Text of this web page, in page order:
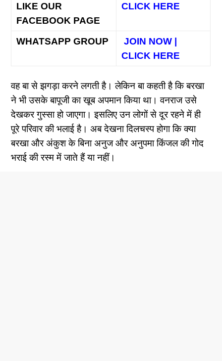
LIKE OUR
FACEBOOK PAGE
CLICK HERE
WHATSAPP GROUP
JOIN NOW |
CLICK HERE
वह बा से झगड़ा करने लगती है। लेकिन बा कहती है कि बरखा
ने भी उसके बापूजी का खूब अपमान किया था। वनराज उसे
देखकर गुस्सा हो जाएगा। इसलिए उन लोगों से दूर रहने में ही
पूरे परिवार की भलाई है।अब देखना दिलचस्प होगा कि क्या
बरखा और अंकुश के बिना अनुज और अनुपमा किंजल की गोद
भराई की रस्म में जाते हैं या नहीं।